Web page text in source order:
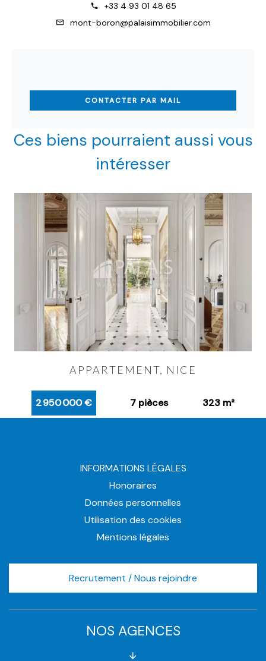
+33 4 93 01 48 65
mont-boron@palaisimmobilier.com
CONTACTER PAR MAIL
Ces biens pourraient aussi vous
intéresser
APPARTEMENT, NICE
2 950 000 € 7 pièces 323 m²
INFORMATIONS LÉGALES
Honoraires
Données personnelles
Utilisation des cookies
Mentions légales
Recrutement / Nous rejoindre
NOS AGENCES